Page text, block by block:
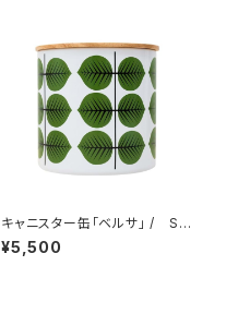
キャニスター缶「ベルサ」 / Sti
g Lindberg スティグ・リンドベ
リ
¥5,500